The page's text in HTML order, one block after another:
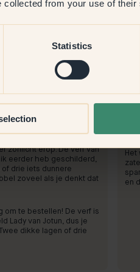
collected from your use of
Statistics
Terracotta
zonlicht erop. De verf van
eerder heb geschilderd,
drie iets dunnere
zoveel als je denkt dat
om te bestellen! De verf is
Lady van Jotun, dus je
dikke lagen of drie
Het
en